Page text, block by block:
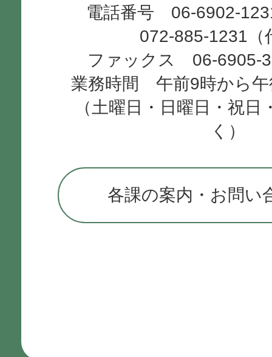
電話番号 06-6902-
072-885-1231（
ファックス 06-6905-
業務時間 午前9時から午
（土曜日・日曜日・祝日
く）
各課の案内・お問い